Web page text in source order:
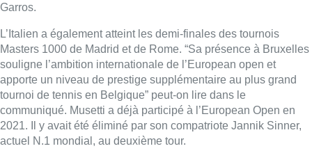
Garros.
L’Italien a également atteint les demi-finales des tournois
Masters 1000 de Madrid et de Rome. “Sa présence à Bruxelles
souligne l’ambition internationale de l’European open et
apporte un niveau de prestige supplémentaire au plus grand
tournoi de tennis en Belgique” peut-on lire dans le
communiqué. Musetti a déjà participé à l’European Open en
2021. Il y avait été éliminé par son compatriote Jannik Sinner,
actuel N.1 mondial, au deuxième tour.